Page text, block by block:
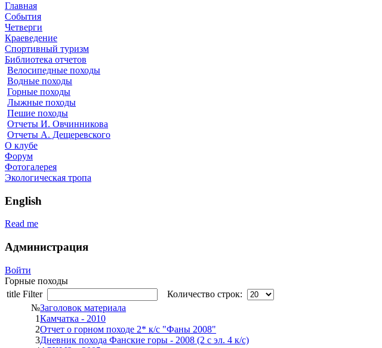
Главная
События
Четверги
Краеведение
Спортивный туризм
Библиотека отчетов
Велосипедные походы
Водные походы
Горные походы
Лыжные походы
Пешие походы
Отчеты И. Овчинникова
Отчеты А. Дещеревского
О клубе
Форум
Фотогалерея
Экологическая тропа
English
Read me
Администрация
Войти
Горные походы
title Filter
Количество строк:
№Заголовок материала
1Камчатка - 2010
2Отчет о горном походе 2* к/с "Фаны 2008"
3Дневник похода Фанские горы - 2008 (2 с эл. 4 к/с)